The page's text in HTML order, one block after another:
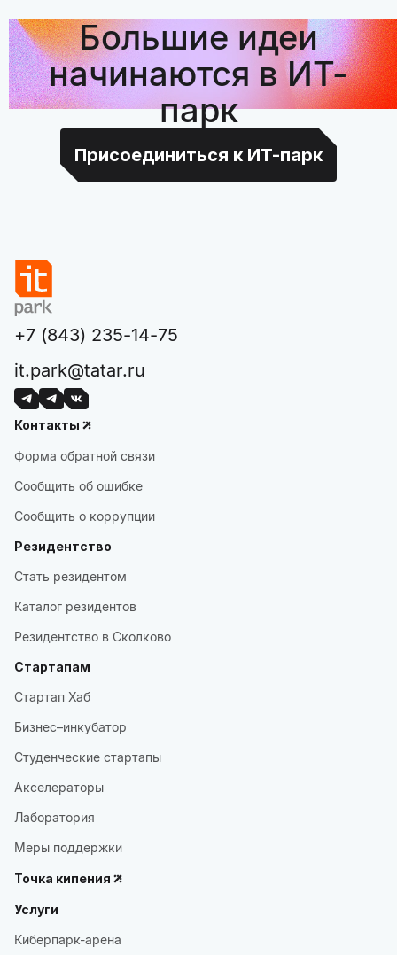
Большие идеи
начинаются в ИТ-
парк
Присоединиться к ИТ-парк
+7 (843) 235-14-75
it.park@tatar.ru
Контакты
Форма обратной связи
Сообщить об ошибке
Сообщить о коррупции
Резидентство
Стать резидентом
Каталог резидентов
Резидентство в Сколково
Стартапам
Стартап Хаб
Бизнес–инкубатор
Студенческие стартапы
Акселераторы
Лаборатория
Меры поддержки
Точка кипения
Услуги
Киберпарк-арена